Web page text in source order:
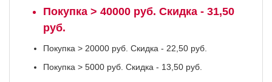
Покупка > 40000 руб. Скидка - 31,50
руб.
Покупка > 20000 руб. Скидка - 22,50 руб.
Покупка > 5000 руб. Скидка - 13,50 руб.